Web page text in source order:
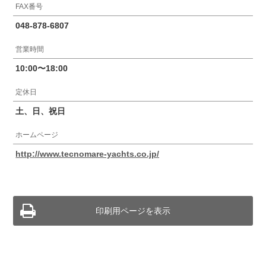
FAX番号
048-878-6807
営業時間
10:00〜18:00
定休日
土、日、祝日
ホームページ
http://www.tecnomare-yachts.co.jp/
印刷用ページを表示